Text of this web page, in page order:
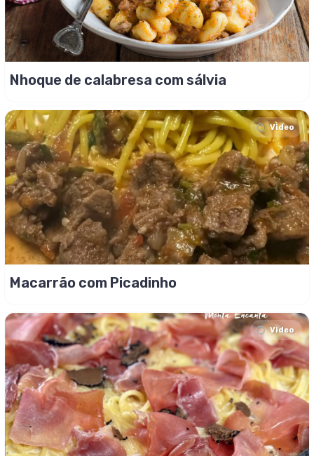
Nhoque de calabresa com sálvia
Video
Macarrão com Picadinho
Video